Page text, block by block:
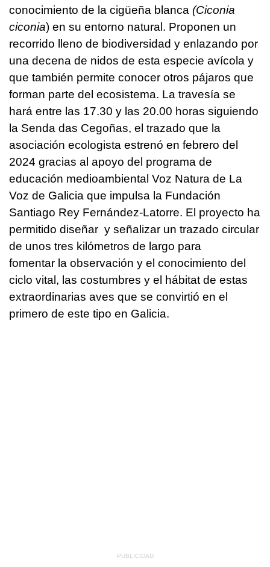
conocimiento de la cigüeña blanca (Ciconia
ciconia) en su entorno natural. Proponen un
recorrido lleno de biodiversidad y enlazando por
una decena de nidos de esta especie avícola y
que también permite conocer otros pájaros que
forman parte del ecosistema. La travesía se
hará entre las 17.30 y las 20.00 horas siguiendo
la Senda das Cegoñas, el trazado que la
asociación ecologista estrenó en febrero del
2024 gracias al apoyo del programa de
educación medioambiental Voz Natura de La
Voz de Galicia que impulsa la Fundación
Santiago Rey Fernández-Latorre. El proyecto ha
permitido diseñar y señalizar un trazado circular
de unos tres kilómetros de largo para
fomentar la observación y el conocimiento del
ciclo vital, las costumbres y el hábitat de estas
extraordinarias aves que se convirtió en el
primero de este tipo en Galicia.